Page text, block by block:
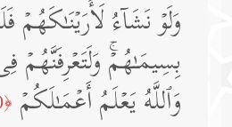
وَلَوۡ نَشَاۤءُ لَأَرَیۡنَـٰكَهُمۡ
بِسِیمَـٰهُمۡۚ وَلَتَعۡرِفَنَّهُمۡ
وَٱللَّهُ یَعۡلَمُ أَعۡمَـٰلَكُمۡ ﴿30﴾